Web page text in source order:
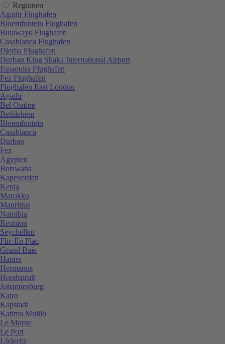
Regionen
Agadir Flughafen
Bloemfontein Flughafen
Bulawayo Flughafen
Casablanca Flughafen
Djerba Flughafen
Durban King Shaka International Airport
Essaouira Flughafen
Fez Flughafen
Flughafen East London
Agadir
Bel Ombre
Bethlehem
Bloemfontein
Casablanca
Durban
Fez
Ägypten
Botswana
Kapeverden
Kenia
Marokko
Mauritius
Namibia
Reunion
Seychellen
Flic En Flac
Grand Baie
Harare
Hermanus
Hoedspruit
Johannesburg
Kairo
Kapstadt
Katima Mulilo
Le Morne
Le Port
Lüderitz